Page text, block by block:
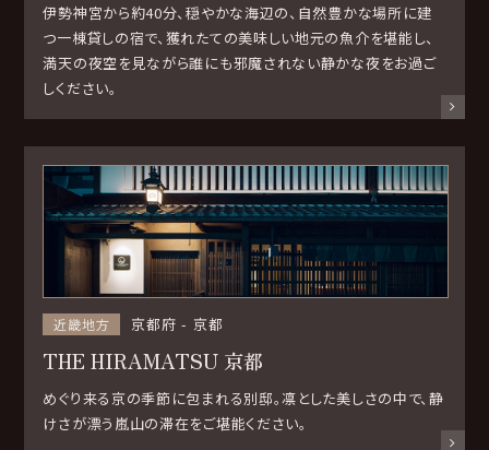
伊勢神宮から約40分、穏やかな海辺の、自然豊かな場所に建
つ一棟貸しの宿で、獲れたての美味しい地元の魚介を堪能し、
満天の夜空を見ながら誰にも邪魔されない静かな夜をお過ご
しください。
近畿地方 京都府 京都
THE HIRAMATSU 京都
めぐり来る京の季節に包まれる別邸。凛とした美しさの中で、静
けさが漂う嵐山の滞在をご堪能ください。